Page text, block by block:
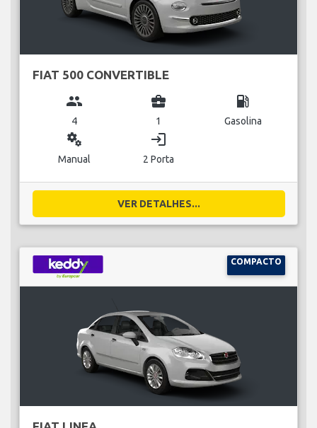
FIAT 500 CONVERTIBLE
group
4
business_center
1
local_gas_station
Gasolina
miscellaneous_services
Manual
login
2 Porta
VER DETALHES...
COMPACTO